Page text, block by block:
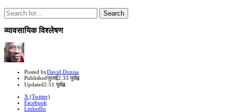
Search
Search
for:
व्यावसायिक विश्लेषण
Author
Posted byDavid Donisa
Publishedजुलाई2:33 पूर्वाह्न
Updated2:51 पूर्वाह्न
X (Twitter)
Facebook
LinkedIn